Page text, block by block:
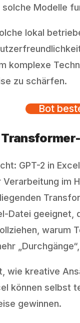
Modelle
lokal
komplexe
zu schärfen.
Bot
GPT-2 in
im
Datei geeignet,
warum
wie kreative
können selbst
gewinnen.